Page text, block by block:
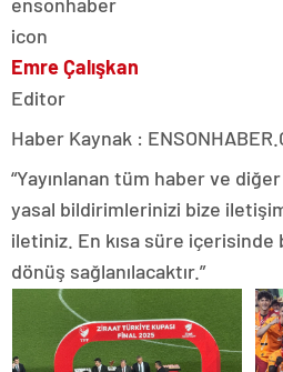
Emre Çalışkan
Editor
Haber Kaynak :
“Yayınlanan tüm haber ve
yasal bildirimlerinizi bize
iletiniz. En kısa süre
dönüş sağlanılacaktır.”